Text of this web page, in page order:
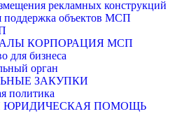
рекламных конструкций
поддержка объектов МСП
КОРПОРАЦИЯ МСП
для бизнеса
орган
ЗАКУПКИ
политика
ЮРИДИЧЕСКАЯ ПОМОЩЬ